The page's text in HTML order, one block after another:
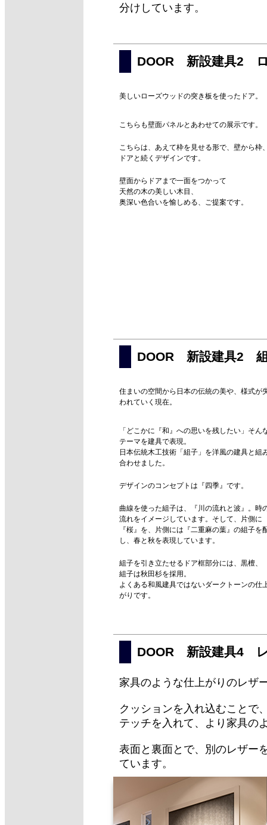
分けしています。
DOOR 新設建具2
美しいローズウッドの突き板を使ったドア。
こちらも壁面パネルとあわせての展示です。
こちらは、あえて枠を見せる形で、壁から枠
ドアと続くデザインです。
壁面からドアまで一面をつかって
天然の木の美しい木目、
奥深い色合いを愉しめる、ご提案です。
DOOR 新設建具2
住まいの空間から日本の伝統の美や、様式が
われていく現在。
「どこかに『和』への思いを残したい」そん
テーマを建具で表現。
日本伝統木工技術「組子」を洋風の建具と組
合わせました。
デザインのコンセプトは『四季』です。
曲線を使った組子は、『川の流れと波』。時
流れをイメージしています。そして、片側に
『桜』を、片側には『二重麻の葉』の組子を
し、春と秋を表現しています。
組子を引き立たせるドア框部分には、黒檀、
組子は秋田杉を採用。
よくある和風建具ではないダークトーンの仕
がりです。
DOOR 新設建具4
家具のような仕上がりのレザ
クッションを入れ込むことで
テッチを入れて、より家具の
表面と裏面とで、別のレザー
ています。